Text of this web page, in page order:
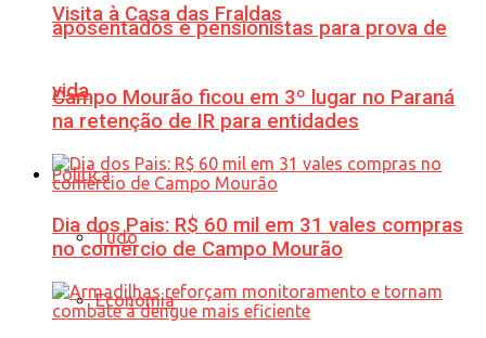
aposentados e pensionistas para prova de
vida
Política
Tudo
Economia
Visita à Casa das Fraldas
Campo Mourão ficou em 3º lugar no Paraná
na retenção de IR para entidades
Dia dos Pais: R$ 60 mil em 31 vales compras
no comércio de Campo Mourão